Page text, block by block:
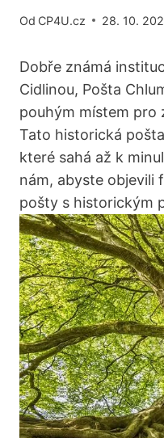
Od CP4U.cz 28. 10.
Dobře známá
Cidlinou, Pošta
pouhým místem pro
Tato historická
které sahá až k
nám, abyste objevili
pošty s historickým